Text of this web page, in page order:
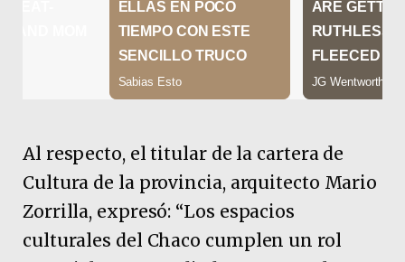
Al respecto, el titular de la cartera de
Cultura de la provincia, arquitecto Mario
Zorrilla, expresó: “Los espacios
culturales del Chaco cumplen un rol